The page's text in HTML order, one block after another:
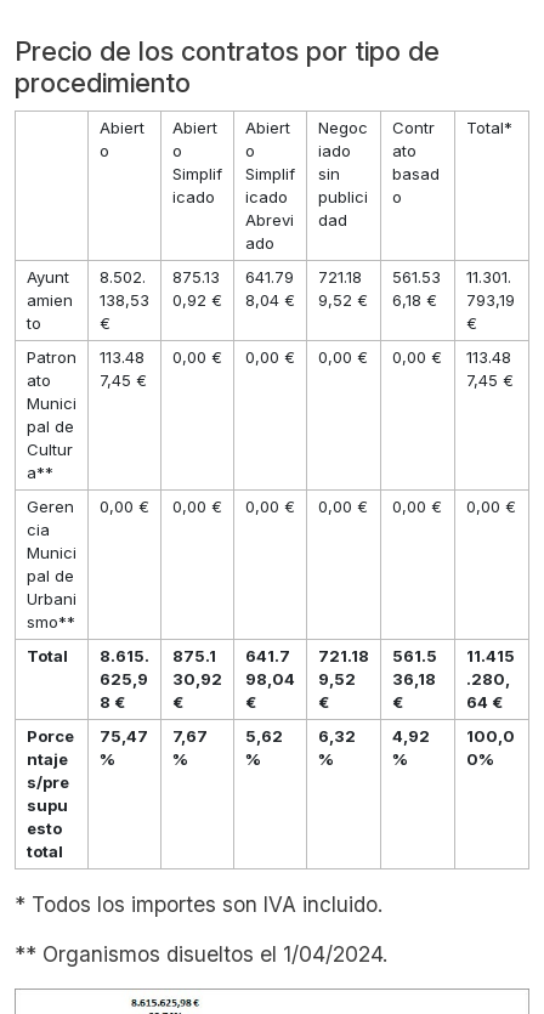
Precio de los contratos por tipo de
procedimiento
Abiert
o
Abiert
o
Simplif
icado
Abiert
o
Simplif
icado
Abrevi
ado
Negoc
iado
sin
publici
dad
Contr
ato
basad
o
Total*
Ayunt
amien
to
8.502.
138,53
€
875.13
0,92 €
641.79
8,04 €
721.18
9,52 €
561.53
6,18 €
11.301.
793,19
€
Patron
ato
Munici
pal de
Cultur
a**
113.48
7,45 €
0,00 € 0,00 € 0,00 € 0,00 €
113.48
7,45 €
Geren
cia
Munici
pal de
Urbani
smo**
0,00 € 0,00 € 0,00 € 0,00 € 0,00 € 0,00 €
Total
8.615.
625,9
8 €
875.1
30,92
€
641.7
98,04
€
721.18
9,52
€
561.5
36,18
€
11.415
.280,
64 €
Porce
ntaje
s/pre
supu
esto
total
75,47
%
7,67
%
5,62
%
6,32
%
4,92
%
100,0
0%
* Todos los importes son IVA incluido.
** Organismos disueltos el 1/04/2024.